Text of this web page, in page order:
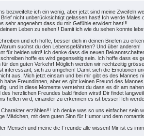
bezweifelte ich ein wenig, aber jetzt sind meine Zweifeln
nicht unberücksichtigt gelassen hast! Ich werde
sehr angenehm dass du mir Gefühle erwidert hast!!!
Leben zu sehen!! Damit ich wie du sehen konnte
und ich hoffe, besser dich in deinen Briefen zu
suchst du den Lebensgefährten? Und über anderen!
für beiden wird! Ich denke dass die neuen
hoffe es wird gegenseitig sein. Ich hoffe dass es
den guten Verkehr! Möglich werden wir rechtzeitig
interessant, sich zu umgehen! Damit sich die Emotionen
aus. Mich jetzt einsam und bei mir gibt es des Mannes
habe Freundinnen, aber es gibt keinen Freund des
und in diese Momente verstehst du dass es dir am
herzlichen Freundes bald finden wirst! Dir findet
helfen wird, einander zu erkennen es ist besser! Ich
erzählen!!! Ich denke was so uns einfacher sein
Mädchen, mit dem guten Sinn für Humor und dem
Mensch und meine die Freunde alle wissen! Mir ist es